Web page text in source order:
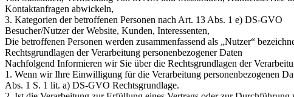
Kontaktanfragen abwickeln,
3. Kategorien der betroffenen Personen nach Art. 13 Abs. 1 e) DS-GVO
Besucher/Nutzer der Website, Kunden, Interessenten,
Die betroffenen Personen werden zusammenfassend als „Nutzer“
Rechtsgrundlagen der Verarbeitung personenbezogener Daten
Nachfolgend Informieren wir Sie über die Rechtsgrundlagen der
1. Wenn wir Ihre Einwilligung für die Verarbeitung personenbezogenen
Abs. 1 S. 1 lit. a) DS-GVO Rechtsgrundlage.